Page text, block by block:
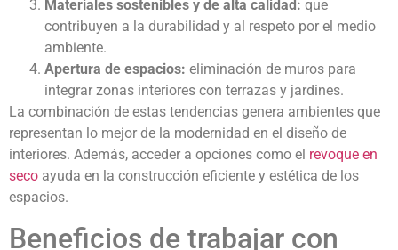
Materiales sostenibles y de alta calidad: que
contribuyen a la durabilidad y al respeto por el medio
ambiente.
Apertura de espacios: eliminación de muros para
integrar zonas interiores con terrazas y jardines.
La combinación de estas tendencias genera ambientes que
representan lo mejor de la modernidad en el diseño de
interiores. Además, acceder a opciones como el revoque en
seco ayuda en la construcción eficiente y estética de los
espacios.
Beneficios de trabajar con